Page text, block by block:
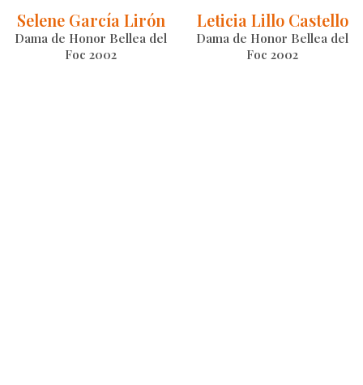
Selene García Lirón
Dama de Honor Bellea del
Foc 2002
Leticia Lillo Castello
Dama de Honor Bellea del
Foc 2002